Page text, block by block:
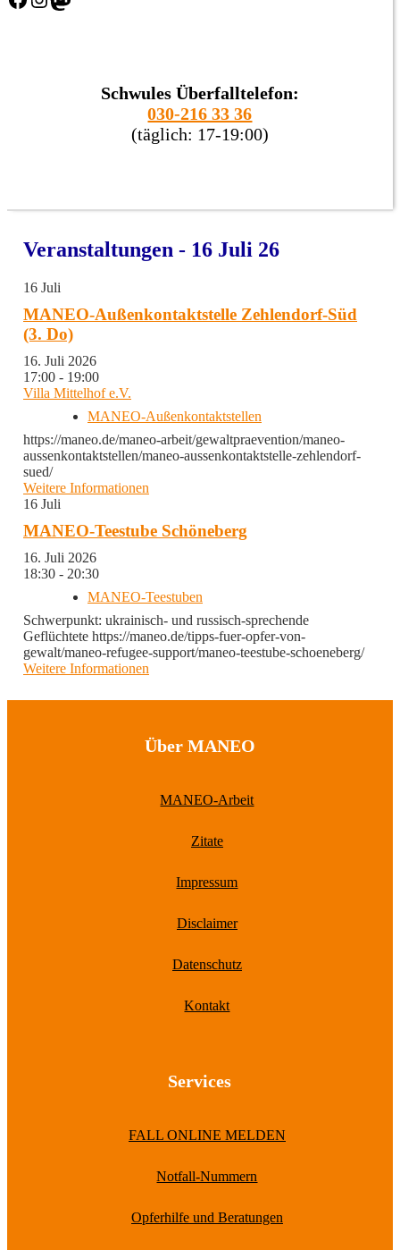
Schwules Überfalltelefon:
030-216 33 36
(täglich: 17-19:00)
Veranstaltungen - 16 Juli 26
16 Juli
MANEO-Außenkontaktstelle Zehlendorf-Süd
(3. Do)
16. Juli 2026
17:00 - 19:00
Villa Mittelhof e.V.
MANEO-Außenkontaktstellen
https://maneo.de/maneo-arbeit/gewaltpraevention/maneo-
aussenkontaktstellen/maneo-aussenkontaktstelle-zehlendorf-
sued/
Weitere Informationen
16 Juli
MANEO-Teestube Schöneberg
16. Juli 2026
18:30 - 20:30
MANEO-Teestuben
Schwerpunkt: ukrainisch- und russisch-sprechende
Geflüchtete https://maneo.de/tipps-fuer-opfer-von-
gewalt/maneo-refugee-support/maneo-teestube-schoeneberg/
Weitere Informationen
Über MANEO
MANEO-Arbeit
Zitate
Impressum
Disclaimer
Datenschutz
Kontakt
Services
FALL ONLINE MELDEN
Notfall-Nummern
Opferhilfe und Beratungen